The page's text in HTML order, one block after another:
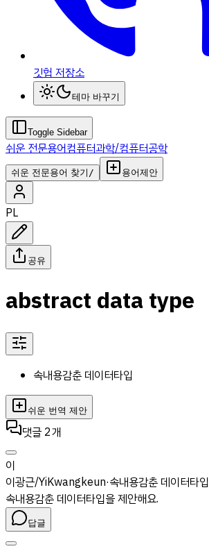
깃헙 저장소
테마 바꾸기
Toggle Sidebar
쉬운 전문용어컴퓨터과학/컴퓨터공학
쉬운 전문용어 찾기 / 용어제안
PL
공유
abstract data type
속내용감춘 데이터타입
쉬운 번역 제안
댓글 2개
이
이광근/YiKwangkeun·속내용감춘 데이터타입
속내용감춘 데이터타입을 제안해요.
답글